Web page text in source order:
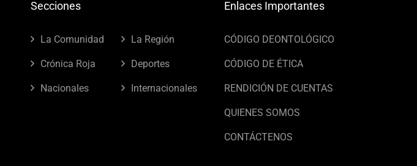
Secciones
La Comunidad La Región
Crónica Roja Deportes
Nacionales Internacionales
Enlaces Importantes
CÓDIGO DEONTOLÓGICO
CÓDIGO DE ÉTICA
RENDICIÓN DE CUENTAS
QUIENES SOMOS
CONTÁCTENOS